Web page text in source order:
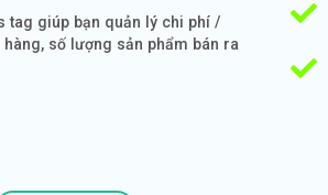
tag giúp bạn quản lý chi phí /
hàng, số lượng sản phẩm bán ra